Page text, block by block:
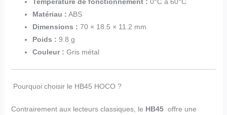
Matériau : ABS
Dimensions : 70 × 18.5 × 11.2 mm
Poids : 9.8 g
Couleur : Gris métal
Pourquoi choisir le HB45 HOCO ?
Contrairement aux lecteurs classiques, le HB45 offre une